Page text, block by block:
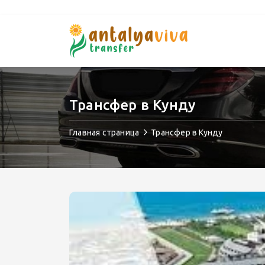
Трансфер в Кунду
Главная страница Трансфер в Кунду